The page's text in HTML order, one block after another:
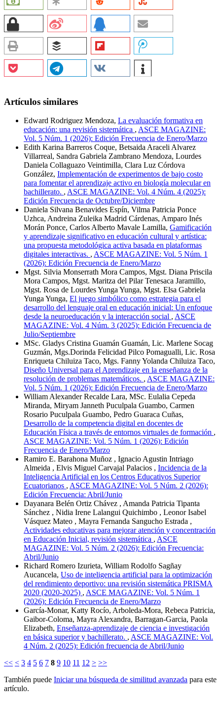
Artículos similares
Edward Rodriguez Mendoza, La evaluación formativa en
educación: una revisión sistemática , ASCE MAGAZINE:
Vol. 5 Núm. 1 (2026): Edición Frecuencia de Enero/Marzo
Edith Karina Barreros Coque, Betsaida Araceli Alvarez
Villarreal, Sandra Gabriela Zambrano Mendoza, Lourdes
Daniela Collaguazo Veintimilla, Clara Luz Córdova
González, Implementación de experimentos de bajo costo
para fomentar el aprendizaje activo en biología molecular en
bachillerato. , ASCE MAGAZINE: Vol. 4 Núm. 4 (2025):
Edición Frecuencia de Octubre/Diciembre
Daniela Silvana Benavides Espín, Vilma Patricia Ponce
Uzhca, Andreina Zuleika Madrid Cárdenas, Amparo Inés
Morán Ponce, Carlos Alberto Mavale Lamilla, Gamificación
y aprendizaje significativo en educación cultural y artística:
una propuesta metodológica activa basada en plataformas
digitales interactivas. , ASCE MAGAZINE: Vol. 5 Núm. 1
(2026): Edición Frecuencia de Enero/Marzo
Mgst. Silvia Monserrath Mora Campos, Mgst. Diana Priscila
Mora Campos, Mgst. Maritza del Pilar Tenesaca Jaramillo,
Mgst. Rosa de Lourdes Yunga Yunga, Mgst. Elsa Gabriela
Yunga Yunga, El juego simbólico como estrategia para el
desarrollo del lenguaje oral en educación inicial: Un enfoque
desde la neuroeducación y la interacción social , ASCE
MAGAZINE: Vol. 4 Núm. 3 (2025): Edición Frecuencia de
Julio/Septiembre
MSc. Gladys Cristina Guamán Guamán, Lic. Marlene Socag
Guzmán, Mgs.Dorinda Felicidad Pilco Pomagualli, Lic. Rosa
Enriqueta Chiluiza Taco, Mgs. Fanny Yolanda Chiluiza Taco,
Diseño Universal para el Aprendizaje en la enseñanza de la
resolución de problemas matemáticos. , ASCE MAGAZINE:
Vol. 5 Núm. 1 (2026): Edición Frecuencia de Enero/Marzo
William Alexander Recalde Lara, MSc. Eulalia Cepeda
Miranda, Miryam Janneth Puculpala Guambo, Carmen
Rosario Puculpala Guambo, Pedro Guaraca Cuñas,
Desarrollo de la competencia digital en docentes de
Educación Física a través de entornos virtuales de formación ,
ASCE MAGAZINE: Vol. 5 Núm. 1 (2026): Edición
Frecuencia de Enero/Marzo
Ramiro E. Barahona Muñoz , Ignacio Agustin Intriago
Almeida , Elvis Miguel Carvajal Palacios , Incidencia de la
Inteligencia Artificial en los Centros Educativos Superior
Ecuatorianos , ASCE MAGAZINE: Vol. 5 Núm. 2 (2026):
Edición Frecuencia: Abril/Junio
Dayanara Belén Ortiz Chávez , Amanda Patricia Tipanta
Sánchez , Nidia Irene Lalangui Quichimbo , Leonor Isabel
Vásquez Mateo , Mayra Fernanda Sangucho Estrada ,
Actividades educativas para mejorar atención y concentración
en Educación Inicial, revisión sistemática , ASCE
MAGAZINE: Vol. 5 Núm. 2 (2026): Edición Frecuencia:
Abril/Junio
Richard Romero Izurieta, William Rodolfo Sagñay
Aucancela, Uso de inteligencia artificial para la optimización
del rendimiento deportivo: una revisión sistemática PRISMA
2020 (2020-2025) , ASCE MAGAZINE: Vol. 5 Núm. 1
(2026): Edición Frecuencia de Enero/Marzo
García-Monar, Katty Rocío, Arboleda-Mora, Rebeca Patricia,
Gaibor-Coloma, Mayra Alexandra, Barragan-Garcia, Paola
Elizabeth, Enseñanza-aprendizaje de ciencia e investigación
en básica superior y bachillerato. , ASCE MAGAZINE: Vol.
4 Núm. 2 (2025): Edición frecuencia de Abril/Junio
<< < 3 4 5 6 7 8 9 10 11 12 > >>
También puede Iniciar una búsqueda de similitud avanzada para este
artículo.